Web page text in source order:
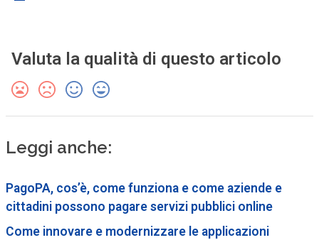
Valuta la qualità di questo articolo
Leggi anche:
PagoPA, cos’è, come funziona e come aziende e
cittadini possono pagare servizi pubblici online
Come innovare e modernizzare le applicazioni